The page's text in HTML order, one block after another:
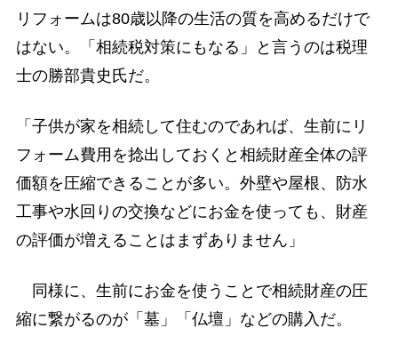
リフォームは80歳以降の生活の質を高めるだけで
はない。「相続税対策にもなる」と言うのは税理
士の勝部貴史氏だ。
「子供が家を相続して住むのであれば、生前にリ
フォーム費用を捻出しておくと相続財産全体の評
価額を圧縮できることが多い。外壁や屋根、防水
工事や水回りの交換などにお金を使っても、財産
の評価が増えることはまずありません」
同様に、生前にお金を使うことで相続財産の圧
縮に繋がるのが「墓」「仏壇」などの購入だ。